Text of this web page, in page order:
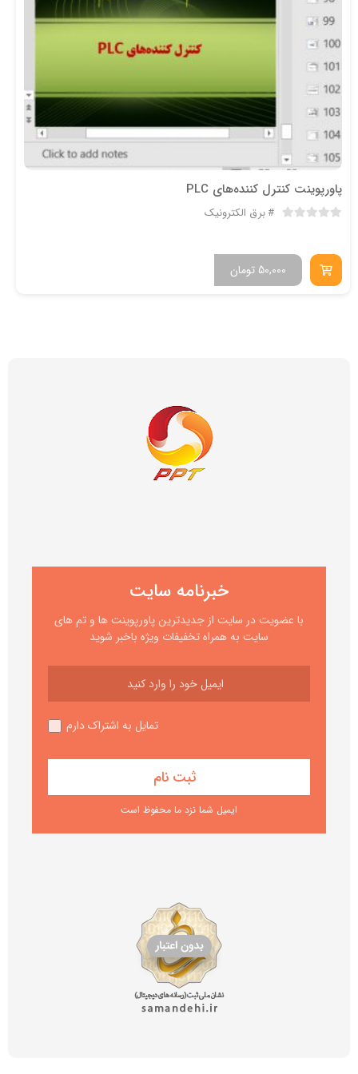
پاورپوینت کنترل کننده‌های PLC
برق الکترونیک
تومان 50,000
خبرنامه سایت
با عضویت در سایت از جدیدترین پاورپوینت ها و تم های
سایت به همراه تخفیفات ویژه باخبر شوید
تمایل به اشتراک دارم
ایمیل شما نزد ما محفوظ است